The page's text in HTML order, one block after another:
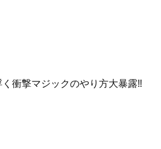
く衝撃マジックのやり方大暴露‼️